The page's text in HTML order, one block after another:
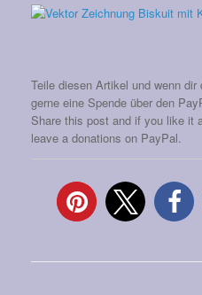
Teile diesen Artikel und wenn
gerne eine Spende über den
Share this post and if you like it
leave a donations on PayPal.